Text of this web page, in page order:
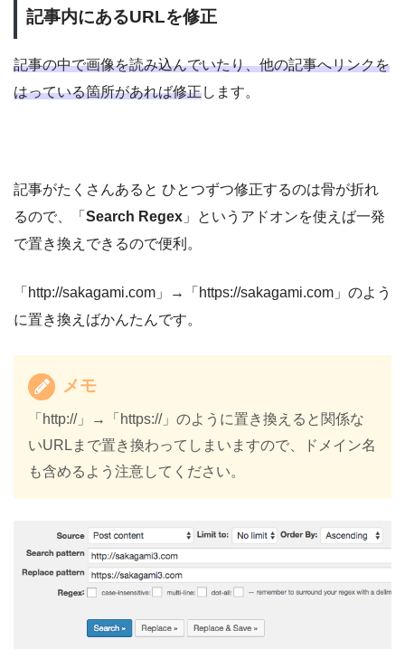
記事内にあるURLを修正
記事の中で画像を読み込んでいたり、他の記事へリンクを
はっている箇所があれば修正します。
記事がたくさんあると ひとつずつ修正するのは骨が折れ
るので、「 Search Regex 」というアドオンを使えば一発
で置き換えできるので便利。
「http://sakagami.com」→「https://sakagami.com」のよう
に置き換えばかんたんです。
メモ
「http://」→「https://」のように置き換えると関係な
いURLまで置き換わってしまいますので、ドメイン名
も含めるよう注意してください。